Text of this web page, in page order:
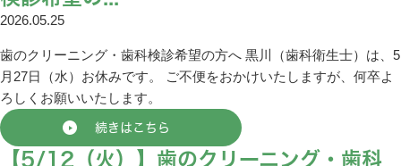
2026.05.25
歯のクリーニング・歯科検診希望の方へ 黒川（歯科衛生士）は、5
月27日（水）お休みです。 ご不便をおかけいたしますが、何卒よ
ろしくお願いいたします。
続きはこちら
【5/12（火）】歯のクリーニング・歯科